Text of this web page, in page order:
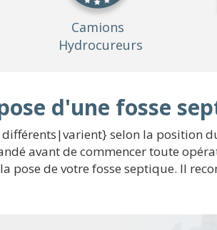
Camions
Hydrocureurs
d'une fosse
selon la position
avant de commencer toute
pose de votre fosse septique. Il